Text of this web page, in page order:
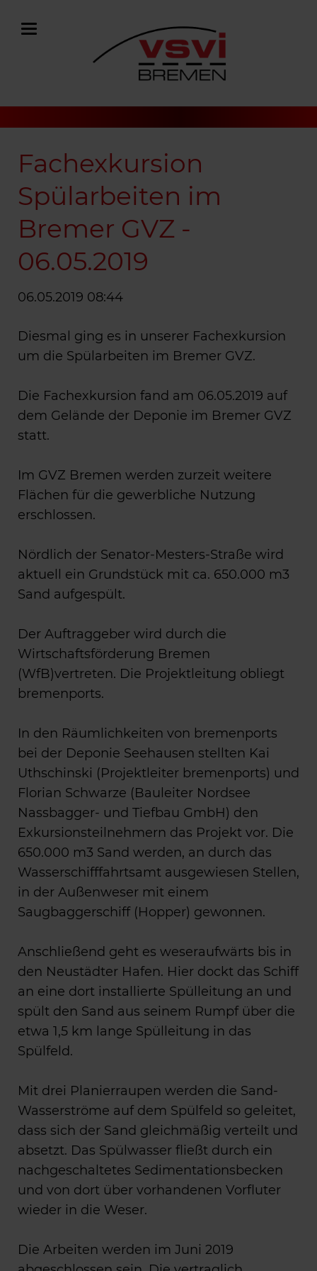
Fachexkursion
Spülarbeiten im
Bremer GVZ -
06.05.2019
06.05.2019 08:44
Diesmal ging es in unserer Fachexkursion
um die Spülarbeiten im Bremer GVZ.
Die Fachexkursion fand am 06.05.2019 auf
dem Gelände der Deponie im Bremer GVZ
statt.
Im GVZ Bremen werden zurzeit weitere
Flächen für die gewerbliche Nutzung
erschlossen.
Nördlich der Senator-Mesters-Straße wird
aktuell ein Grundstück mit ca. 650.000 m3
Sand aufgespült.
Der Auftraggeber wird durch die
Wirtschaftsförderung Bremen
(WfB)vertreten. Die Projektleitung obliegt
bremenports.
In den Räumlichkeiten von bremenports
bei der Deponie Seehausen stellten Kai
Uthschinski (Projektleiter bremenports) und
Florian Schwarze (Bauleiter Nordsee
Nassbagger- und Tiefbau GmbH) den
Exkursionsteilnehmern das Projekt vor. Die
650.000 m3 Sand werden, an durch das
Wasserschifffahrtsamt ausgewiesen Stellen,
in der Außenweser mit einem
Saugbaggerschiff (Hopper) gewonnen.
Anschließend geht es weseraufwärts bis in
den Neustädter Hafen. Hier dockt das Schiff
an eine dort installierte Spülleitung an und
spült den Sand aus seinem Rumpf über die
etwa 1,5 km lange Spülleitung in das
Spülfeld.
Mit drei Planierraupen werden die Sand-
Wasserströme auf dem Spülfeld so geleitet,
dass sich der Sand gleichmäßig verteilt und
absetzt. Das Spülwasser fließt durch ein
nachgeschaltetes Sedimentationsbecken
und von dort über vorhandenen Vorfluter
wieder in die Weser.
Die Arbeiten werden im Juni 2019